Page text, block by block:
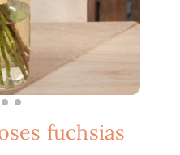
fuchsias